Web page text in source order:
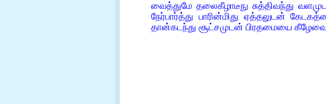
வைத்துமே தலைகீழாடீநு சுத்திவந்து
நேர்பார்த்து பாரின்மிது ஏத்தலுடன்
தான்கடந்து சூட்சமுடன் பிரதமையை